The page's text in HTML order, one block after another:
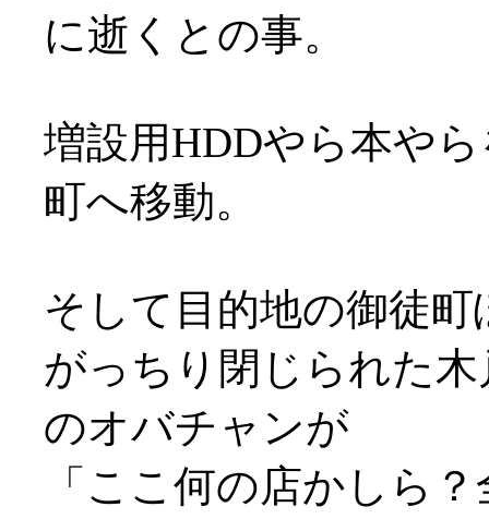
に逝くとの事。
増設用HDDやら本や
町へ移動。
そして目的地の御徒町
がっちり閉じられた
のオバチャンが
「ここ何の店かしら